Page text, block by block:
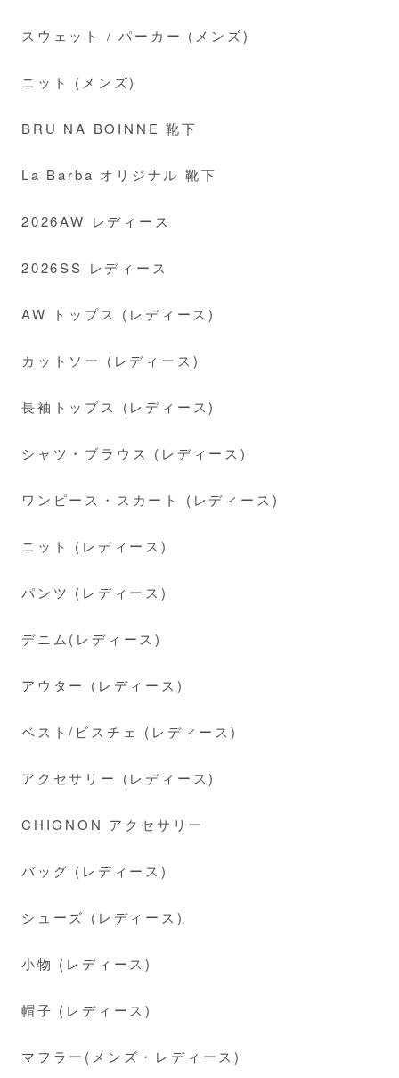
スウェット / パーカー (メンズ)
ニット (メンズ)
BRU NA BOINNE 靴下
La Barba オリジナル 靴下
2026AW レディース
2026SS レディース
AW トップス (レディース)
カットソー (レディース)
長袖トップス (レディース)
シャツ・ブラウス (レディース)
ワンピース・スカート (レディース)
ニット (レディース)
パンツ (レディース)
デニム(レディース)
アウター (レディース)
ベスト/ビスチェ (レディース)
アクセサリー (レディース)
CHIGNON アクセサリー
バッグ (レディース)
シューズ (レディース)
小物 (レディース)
帽子 (レディース)
マフラー(メンズ・レディース)